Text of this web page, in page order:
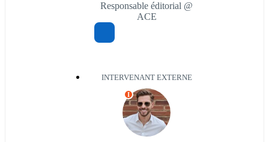
Responsable éditorial @
ACE
INTERVENANT EXTERNE
I